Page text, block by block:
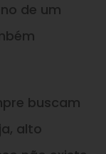
de um
buscam
alto